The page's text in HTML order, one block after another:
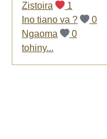
Zistoira
1
Ino tiano va ?
0
Ngaoma
0
tohiny...